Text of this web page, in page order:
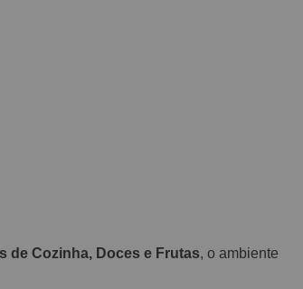
de Cozinha, Doces e Frutas, o ambiente